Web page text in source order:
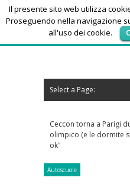
Select a Page:
torna a Parigi due anni dopo l'oro
(e le dormite sui prati): "Stavolta
Autoscuole
Il presente sito web utilizza
Proseguendo nella navigazione
all'uso dei cookie.